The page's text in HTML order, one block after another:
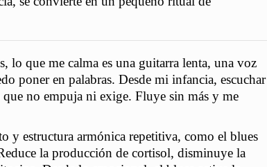
lo que me calma es una guitarra lenta, una voz
poner en palabras. Desde mi infancia, escuchar
no empuja ni exige. Fluye sin más y me
y estructura armónica repetitiva, como el blues
la producción de cortisol, disminuye la